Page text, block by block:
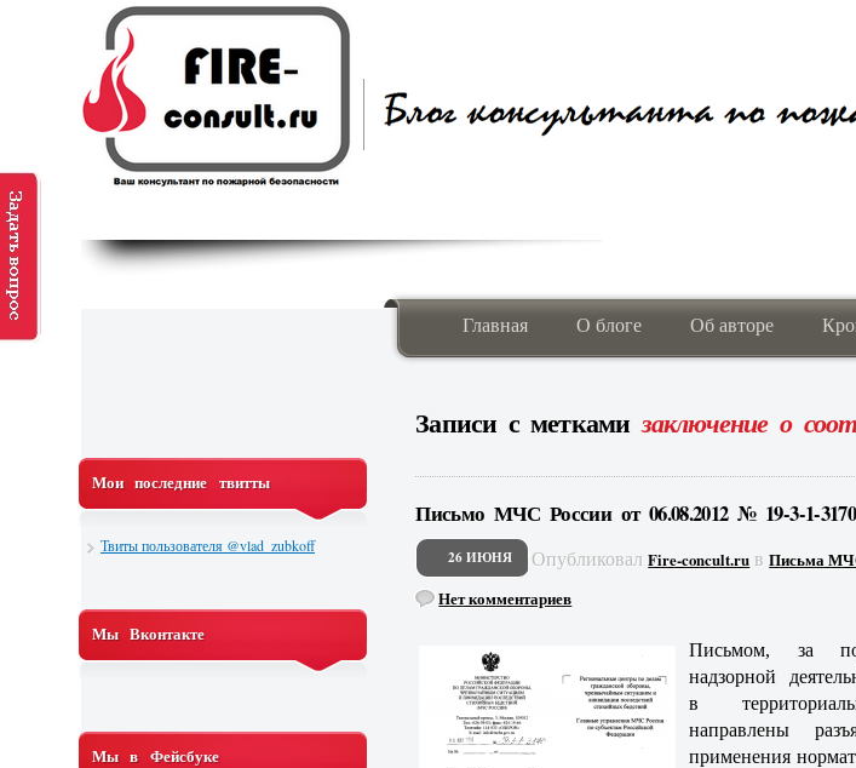
Главная О блоге Об авторе
Записи с меткамизаключение о
Письмо МЧС России от 06.08.2012 № 19-3-1-3170
26 ИЮНЯ ОпубликовалFire-concult.ru вПисьма
Нет комментариев
Письмом, за
надзорной
в
направлены
применения
Мои последние твитты
Твиты пользователя @vlad_zubkoff
Мы Вконтакте
Мы в Фейсбуке